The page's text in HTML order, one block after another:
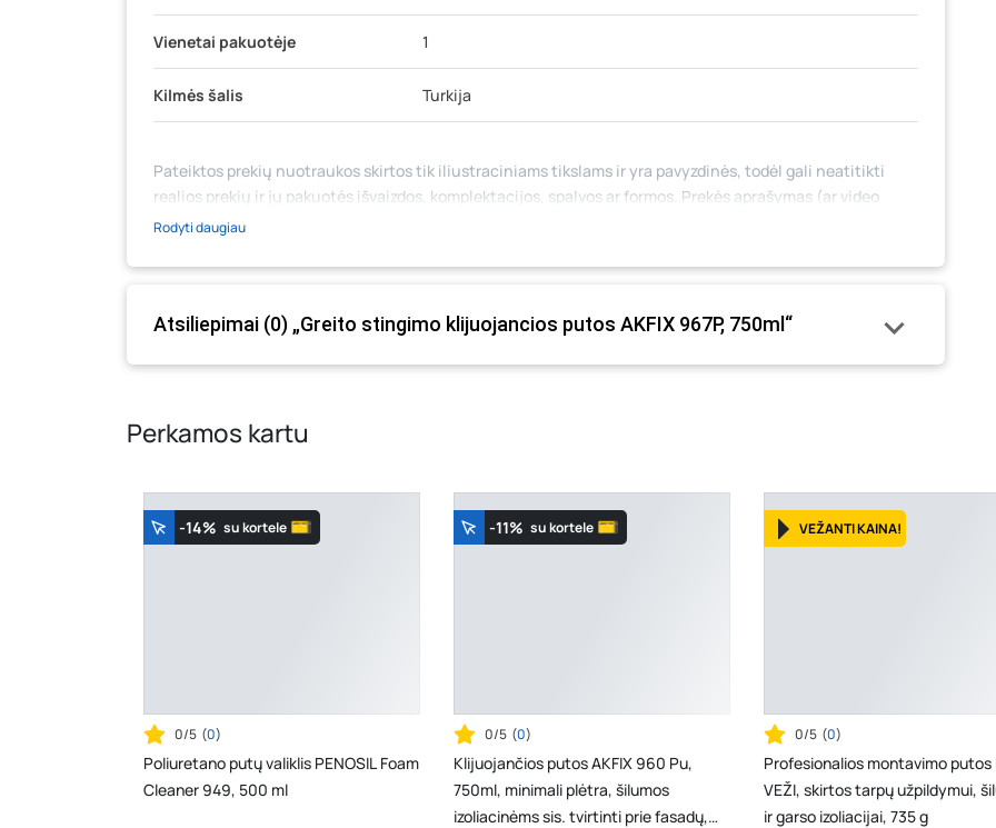
Vienetai pakuotėje 1
Kilmės šalis Turkija
Pateiktos prekių nuotraukos skirtos tik iliustraciniams tikslams ir yra pavyzdinės, todėl gali neatitikti
realios prekių ir jų pakuotės išvaizdos, komplektacijos, spalvos ar formos. Prekės aprašymas (ar video
medžiaga su aprašymu) yra bendrinio pobūdžio, jame nebūtinai paminėtos visos prekės savybės. Prekių
prašome vadovautis ta kaina, kuri galioja pirkimo metu.
Rodyti daugiau
Atsiliepimai (0) „Greito stingimo klijuojancios putos AKFIX 967P, 750ml“
Perkamos kartu
-14% su kortele
0/5 (0)
Poliuretano putų valiklis PENOSIL Foam
Cleaner 949, 500 ml
-11% su kortele
0/5 (0)
Klijuojančios putos AKFIX 960 Pu,
750ml, minimali plėtra, šilumos
izoliacinėms sis. tvirtinti prie fasadų,
VEŽANTI KAINA!
0/5 (0)
Profesionalios montavimo putos
VEŽI, skirtos tarpų užpildymui,
ir garso izoliacijai, 735 g